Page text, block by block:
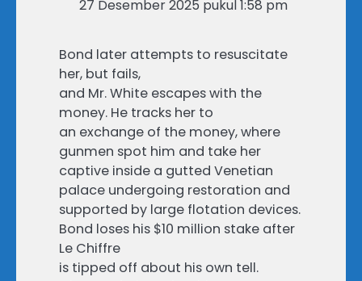
27 Desember 2025 pukul 1:58 pm
Bond later attempts to resuscitate
her, but fails,
and Mr. White escapes with the
money. He tracks her to
an exchange of the money, where
gunmen spot him and take her
captive inside a gutted Venetian
palace undergoing restoration and
supported by large flotation devices.
Bond loses his $10 million stake after
Le Chiffre
is tipped off about his own tell.